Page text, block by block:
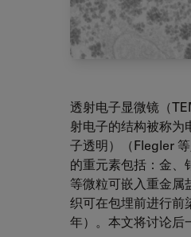
透射电子显微镜（
射电子的结构被称为
子透明）（Flegler
的重元素包括：金、
等微粒可嵌入重金属
织可在包埋前进行前
年）。本文将讨论后